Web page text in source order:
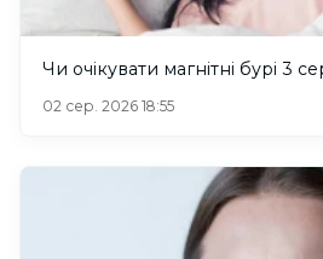
Чи очікувати магнітні бурі 3
02 сер. 2026 18:55